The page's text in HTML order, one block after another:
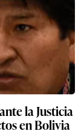
la Justicia
en Bolivia